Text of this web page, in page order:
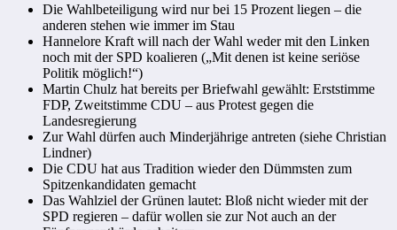
Die Wahlbeteiligung wird nur bei 15 Prozent liegen – die
anderen stehen wie immer im Stau
Hannelore Kraft will nach der Wahl weder mit den Linken
noch mit der SPD koalieren („Mit denen ist keine seriöse
Politik möglich!“)
Martin Chulz hat bereits per Briefwahl gewählt: Erststimme
FDP, Zweitstimme CDU – aus Protest gegen die
Landesregierung
Zur Wahl dürfen auch Minderjährige antreten (siehe Christian
Lindner)
Die CDU hat aus Tradition wieder den Dümmsten zum
Spitzenkandidaten gemacht
Das Wahlziel der Grünen lautet: Bloß nicht wieder mit der
SPD regieren – dafür wollen sie zur Not auch an der